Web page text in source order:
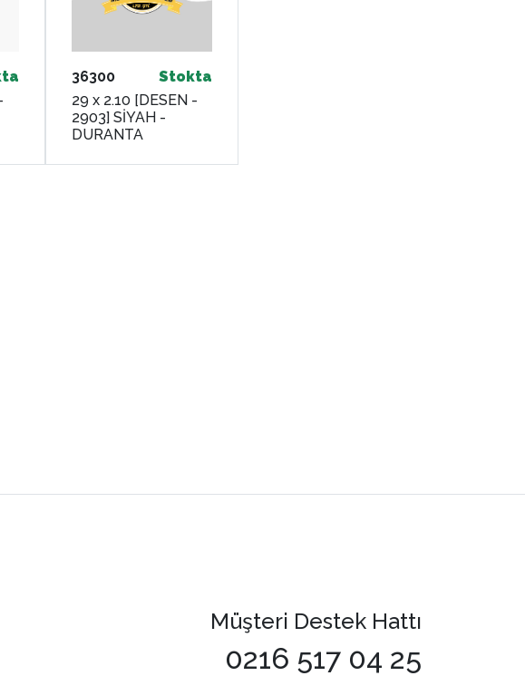
36300
Stokta
29 x 2.10 [DESEN -
2903] SİYAH -
DURANTA
Müşteri Destek Hattı
0216 517 04 25